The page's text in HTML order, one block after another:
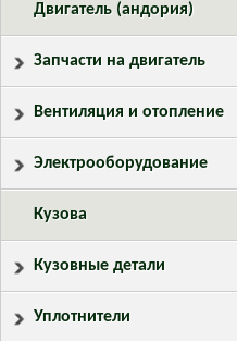
Двигатель (андория)
Запчасти на двигатель
Вентиляция и отопление
Электрооборудование
Кузова
Кузовные детали
Уплотнители